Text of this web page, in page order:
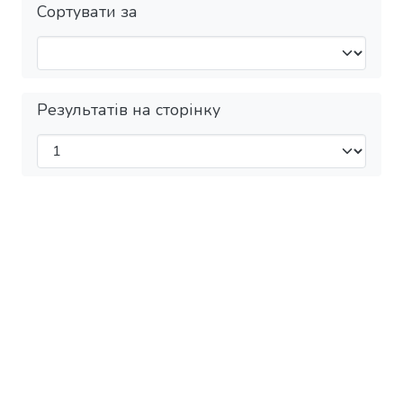
Сортувати за
Результатів на сторінку